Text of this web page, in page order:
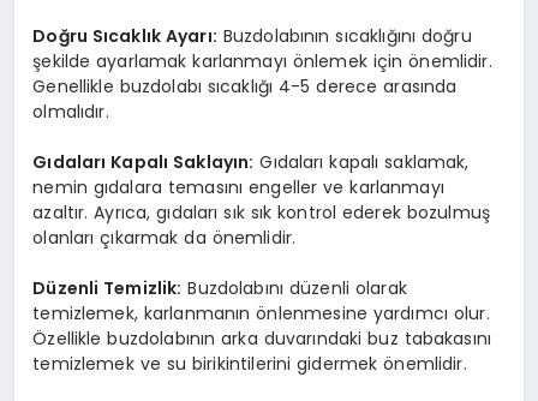
Doğru Sıcaklık Ayarı: Buzdolabının sıcaklığını doğru
şekilde ayarlamak karlanmayı önlemek için önemlidir.
Genellikle buzdolabı sıcaklığı 4-5 derece arasında
olmalıdır.
Gıdaları Kapalı Saklayın: Gıdaları kapalı saklamak,
nemin gıdalara temasını engeller ve karlanmayı
azaltır. Ayrıca, gıdaları sık sık kontrol ederek bozulmuş
olanları çıkarmak da önemlidir.
Düzenli Temizlik: Buzdolabını düzenli olarak
temizlemek, karlanmanın önlenmesine yardımcı olur.
Özellikle buzdolabının arka duvarındaki buz tabakasını
temizlemek ve su birikintilerini gidermek önemlidir.